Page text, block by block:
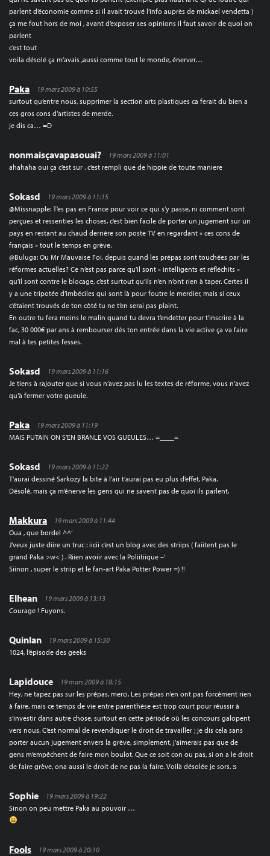
parlent d’économie comme si il avait trouvé l’info auprès de mickael vendetta )
ça me fout hors de moi , avant d’exposer ses opinions il faut savoir de quoi on
parlent
c’est tout
voila désolé ça m’avais ,aussi comme tout le monde, énerver…
Paka
19 mars 2009 à 10:55
surtout qu’entre nous, supprimer la section arts plastiques ca ferait du bien a
ces gros cons d’artistes de merde.
je dis ca… =D
nonmaisçavapasouai?
19 mars 2009 à 11:01
ahahaha oui ça c’est sur . c’est rempli que de hippie de toute maniere
Sokasd
19 mars 2009 à 11:15
@Missnapple: T’es pas en France pour voir ce qui s’y passe, ni comment sont
perçues et ressenties les choses, c’est bien facile de porter un jugement sur un
pays en restant au chaud derrière son poste TV en regardant « ces cons de
français » tout le temps en grève.
@Buluga: Ou Mr Mauvaise Foi, depuis quand les prépas sont touchées par les
réformes actuelles? Ce n’est pas parce qu’il sont « intelligents et réfléchits »
qu’il sont contre le blocage, c’est surtout qu’ils n’en n’ont rien à taper. Certes il
y a une tripotée d’imbéciles qui sont là pour foutre le merdier, mais si ceux
c’étaient trouvés de ton côté tu ne t’en serai pas plaint.
En outre tu fera moins le malin quand tu devra t’endetter pour t’inscrire à la
fac, 30 000€ par ans à rembourser dès ton entrée dans la vie active ça va faire
mal à tes petites fesses.
Sokasd
19 mars 2009 à 11:16
Je tiens à rajouter que si vous n’avez pas lu les textes de réforme, vous n’avez
qu’à fermer votre gueule.
Paka
19 mars 2009 à 11:19
MAIS PUTAIN ON S’EN BRANLE VOS GUEULES… =____=
Sokasd
19 mars 2009 à 11:22
T’aurai dessiné Sarkozy la bite à l’air t’aurai pas eu plus d’effet, Paka.
Désolé, mais ça m’énerve les gens qui ne savent pas de quoi ils parlent.
Makkura
19 mars 2009 à 11:44
Oua , que bordel ^^’
J’veux juste diire un truc : iicii c’est un blog avec des striips ( faiitent pas le
grand Paka >w< ) . Riien avoiir avec la Poliitiique –‘
Siinon , super le striip et le fan-art Paka Potter Power =) !!
Elhean
19 mars 2009 à 13:13
Courage ! Fuyons.
Quinlan
19 mars 2009 à 15:30
1024, l’épisode des geeks
Lapidouce
19 mars 2009 à 18:15
Hey, ne tapez pas sur les prépas, merci. Les prépas n’en ont pas forcément rien
à faire, mais ce temps de vie entre parenthèse est trop court pour réussir à
s’investir dans autre chose, surtout en cette période où les concours galopent
vers nous. C’est normal de revendiquer le droit de travailler ; je dis cela sans
porter aucun jugement envers la grève, simplement, j’aimerais pas que de
gens m’empêchent de faire mon boulot. Que ce soit con ou pas, si on a le droit
de faire grève, ona aussi le droit de ne pas la faire. Voilà désolée je sors. :s
Sophie
19 mars 2009 à 19:22
Sinon on peu mettre Paka au pouvoir …
Fools
19 mars 2009 à 20:10